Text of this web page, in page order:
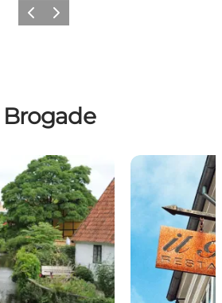
Forrige billede
Næste billede
Brogade
- Køge Il Gallo